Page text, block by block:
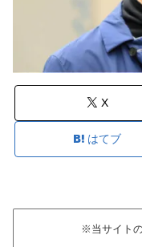
X
はてブ
※当サイト